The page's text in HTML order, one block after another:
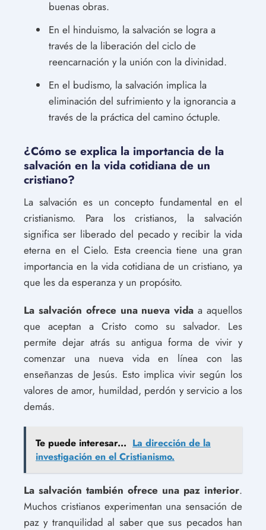
buenas obras.
En el hinduismo, la salvación se logra a
través de la liberación del ciclo de
reencarnación y la unión con la divinidad.
En el budismo, la salvación implica la
eliminación del sufrimiento y la ignorancia a
través de la práctica del camino óctuple.
¿Cómo se explica la importancia de la
salvación en la vida cotidiana de un
cristiano?
La salvación es un concepto fundamental en el
cristianismo. Para los cristianos, la salvación
significa ser liberado del pecado y recibir la vida
eterna en el Cielo. Esta creencia tiene una gran
importancia en la vida cotidiana de un cristiano, ya
que les da esperanza y un propósito.
La salvación ofrece una nueva vida a aquellos
que aceptan a Cristo como su salvador. Les
permite dejar atrás su antigua forma de vivir y
comenzar una nueva vida en línea con las
enseñanzas de Jesús. Esto implica vivir según los
valores de amor, humildad, perdón y servicio a los
demás.
Te puede interesar... La dirección de la
investigación en el Cristianismo.
La salvación también ofrece una paz interior.
Muchos cristianos experimentan una sensación de
paz y tranquilidad al saber que sus pecados han